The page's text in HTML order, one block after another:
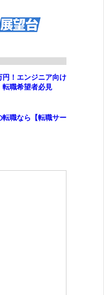
円！エンジニア向け
転職希望者必見
転職なら【転職サー